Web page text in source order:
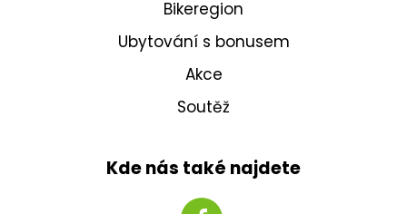
Bikeregion
Ubytování s bonusem
Akce
Soutěž
Kde nás také najdete